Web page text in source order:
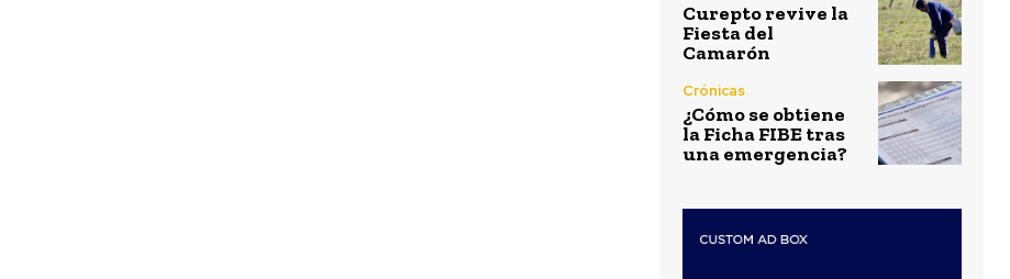
Curepto revive la
Fiesta del
Camarón
Crónicas
¿Cómo se obtiene
la Ficha FIBE tras
una emergencia?